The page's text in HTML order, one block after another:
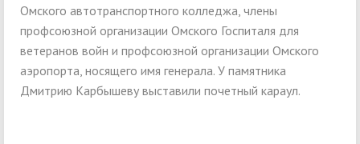
Омского автотранспортного колледжа, члены
профсоюзной организации Омского Госпиталя для
ветеранов войн и профсоюзной организации Омского
аэропорта, носящего имя генерала. У памятника
Дмитрию Карбышеву выставили почетный караул.